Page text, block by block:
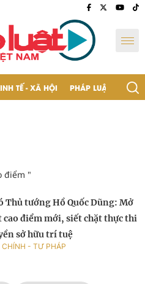
TẾ - XÃ HỘI PHÁP LUẬT - BẠN
điểm "
Thủ tướng Hồ Quốc Dũng: Mở
cao điểm mới, siết chặt thực thi
sở hữu trí tuệ
CHÍNH - TƯ PHÁP